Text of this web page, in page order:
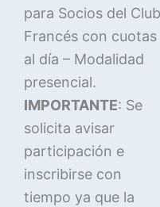
para Socios del Club
Francés con cuotas
al día – Modalidad
presencial.
IMPORTANTE: Se
solicita avisar
participación e
inscribirse con
tiempo ya que la